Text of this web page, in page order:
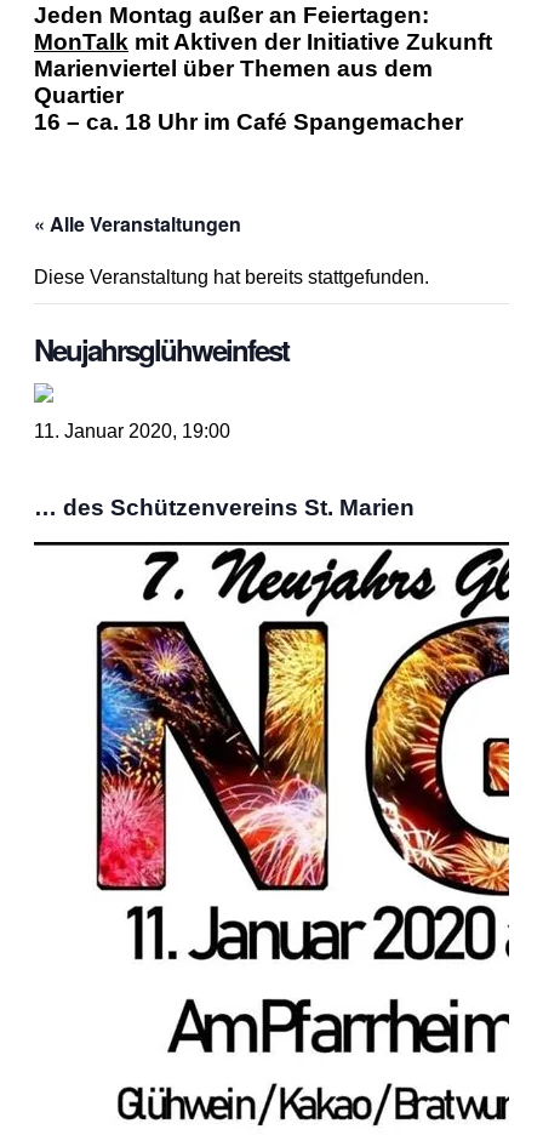
Jeden Montag außer an Feiertagen:
MonTalk mit Aktiven der Initiative Zukunft
Marienviertel über Themen aus dem
Quartier
16 – ca. 18 Uhr im Café Spangemacher
« Alle Veranstaltungen
Diese Veranstaltung hat bereits stattgefunden.
Neujahrsglühweinfest
11. Januar 2020, 19:00
… des Schützenvereins St. Marien